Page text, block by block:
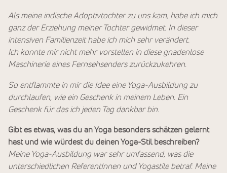
Als meine indische Adoptivtochter zu uns kam, habe ich mich
ganz der Erziehung meiner Tochter gewidmet. In dieser
intensiven Familienzeit habe ich mich sehr verändert.
Ich konnte mir nicht mehr vorstellen in diese gnadenlose
Maschinerie eines Fernsehsenders zurückzukehren.
So entflammte in mir die Idee eine Yoga-Ausbildung zu
durchlaufen, wie ein Geschenk in meinem Leben. Ein
Geschenk für das ich jeden Tag dankbar bin.
Gibt es etwas, was du an Yoga besonders schätzen gelernt
hast und wie würdest du deinen Yoga-Stil beschreiben?
Meine Yoga-Ausbildung war sehr umfassend, was die
unterschiedlichen ReferentInnen und Yogastile betraf. Meine